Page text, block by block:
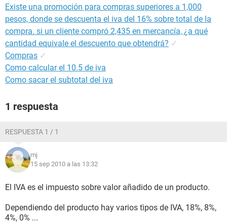
Existe una promoción para compras superiores a 1,000
pesos, donde se descuenta el iva del 16% sobre total de la
compra. si un cliente compró 2,435 en mercancía, ¿a qué
cantidad equivale el descuento que obtendrá? ✓
Compras ✓
Como calcular el 10.5 de iva
Como sacar el subtotal del iva
1 respuesta
RESPUESTA 1 / 1
mj
15 sep 2010 a las 13:32
El IVA es el impuesto sobre valor añadido de un producto.
Dependiendo del producto hay varios tìpos de IVA, 18%, 8%,
4%, 0% ...